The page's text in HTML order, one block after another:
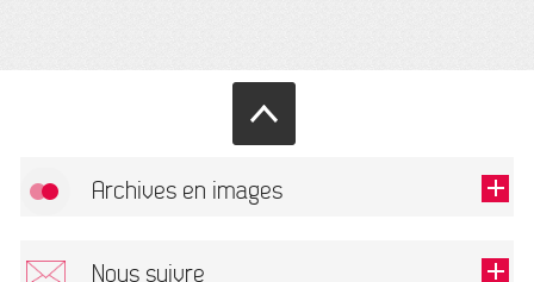
Archives en images
Nous suivre